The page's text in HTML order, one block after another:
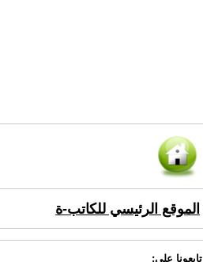
الموقع الرئيسي للكاتب-ة
تابعونا على: